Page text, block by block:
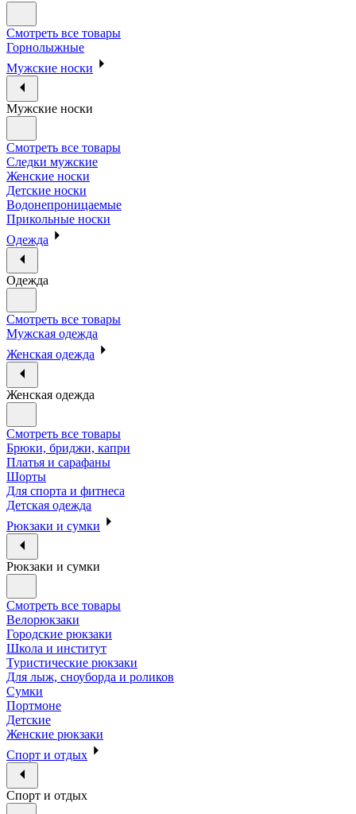
Смотреть все товары
Горнолыжные
Мужские носки
Мужские носки
Смотреть все товары
Следки мужские
Женские носки
Детские носки
Водонепроницаемые
Прикольные носки
Одежда
Одежда
Смотреть все товары
Мужская одежда
Женская одежда
Женская одежда
Смотреть все товары
Брюки, бриджи, капри
Платья и сарафаны
Шорты
Для спорта и фитнеса
Детская одежда
Рюкзаки и сумки
Рюкзаки и сумки
Смотреть все товары
Велорюкзаки
Городские рюкзаки
Школа и институт
Туристические рюкзаки
Для лыж, сноуборда и роликов
Сумки
Портмоне
Детские
Женские рюкзаки
Спорт и отдых
Спорт и отдых